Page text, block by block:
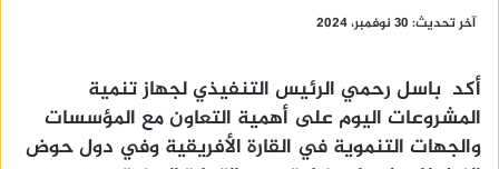
آخر تحديث: 30 نوفمبر، 2024
أكد باسل رحمي الرئيس التنفيذي لجهاز تنمية
المشروعات اليوم على أهمية التعاون مع المؤسسات
والجهات التنموية في القارة الأفريقية وفي دول حوض